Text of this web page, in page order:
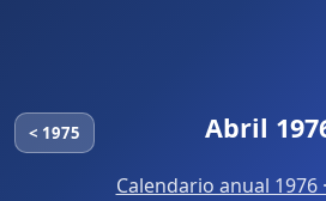
< 1975 Abril
Calendario anual 1976